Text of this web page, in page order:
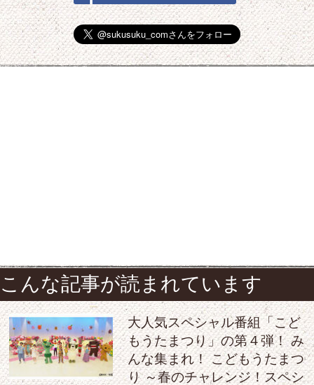
こんな記事が読まれています
大人気スペシャル番組「こど
もうたまつり」の第４弾！ み
んな集まれ！ こどもうたまつ
り ～春のチャレンジ！スペシ